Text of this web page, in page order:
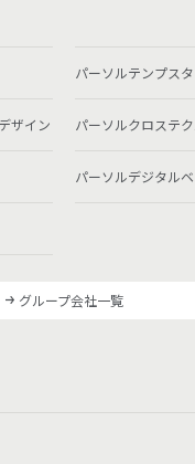
パーソルテンプス
ザイン パーソルクロステ
パーソルデジタル
グループ会社一覧